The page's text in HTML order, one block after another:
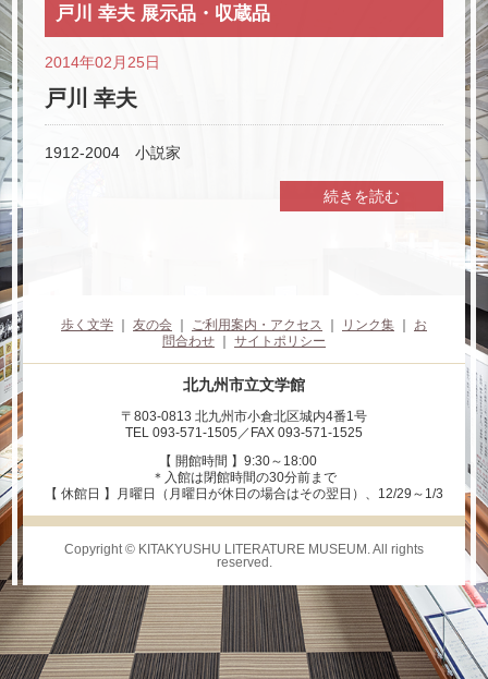
戸川 幸夫 展示品・収蔵品
2014年02月25日
戸川 幸夫
1912-2004 小説家
続きを読む
杉田 久女
橋本 多佳子
林 芙美子
歩く文学 友の会 ご利用案内・アクセス リンク集
お
問合わせ
サイトポリシー
北九州市立文学館
〒803-0813 北九州市小倉北区城内4番1号
TEL 093-571-1505／FAX 093-571-1525
【 開館時間 】9:30～18:00
＊入館は閉館時間の30分前まで
【 休館日 】月曜日（月曜日が休日の場合はその翌日）、12/29～1/3
Copyright © KITAKYUSHU LITERATURE MUSEUM. All rights
reserved.